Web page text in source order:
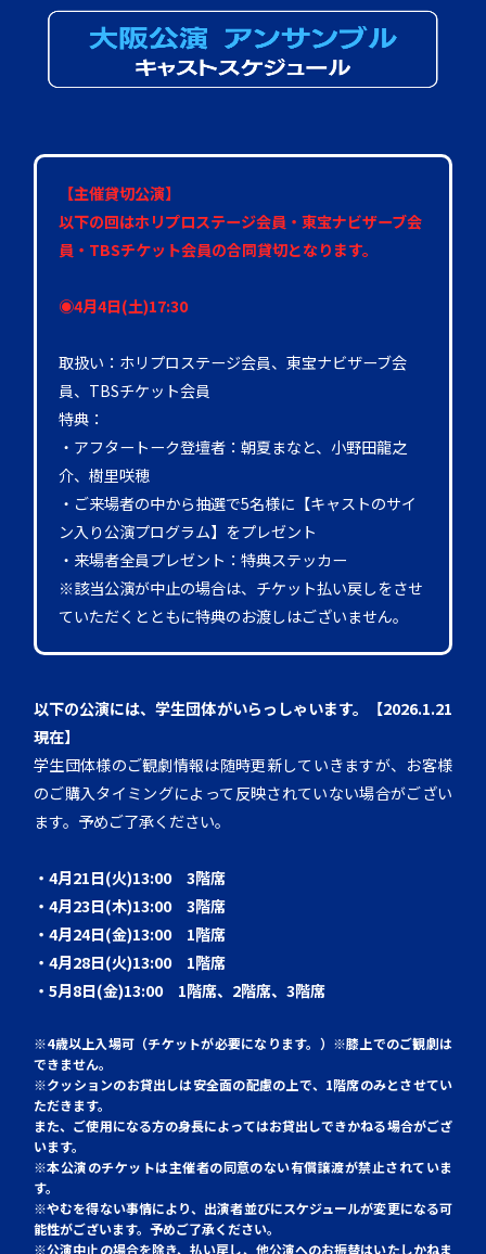
【主催貸切公演】
以下の回はホリプロステージ会員・東宝ナビザーブ会
員・TBSチケット会員の合同貸切となります。
◉4月4日(土)17:30
取扱い：ホリプロステージ会員、東宝ナビザーブ会
員、TBSチケット会員
特典：
・アフタートーク登壇者：朝夏まなと、小野田龍之
介、樹里咲穂
・ご来場者の中から抽選で5名様に【キャストのサイ
ン入り公演プログラム】をプレゼント
・来場者全員プレゼント：特典ステッカー
※該当公演が中止の場合は、チケット払い戻しをさせ
ていただくとともに特典のお渡しはございません。
以下の公演には、学生団体がいらっしゃいます。【2026.1.21
現在】
学生団体様のご観劇情報は随時更新していきますが、お客様
のご購入タイミングによって反映されていない場合がござい
ます。予めご了承ください。
・4月21日(火)13:00 3階席
・4月23日(木)13:00 3階席
・4月24日(金)13:00 1階席
・4月28日(火)13:00 1階席
・5月8日(金)13:00 1階席、2階席、3階席
※4歳以上入場可（チケットが必要になります。） ※膝上でのご観劇は
できません。
※クッションのお貸出しは安全面の配慮の上で、1階席のみとさせてい
ただきます。
また、ご使用になる方の身長によってはお貸出しできかねる場合がござ
います。
※本公演のチケットは主催者の同意のない有償譲渡が禁止されていま
す。
※やむを得ない事情により、出演者並びにスケジュールが変更になる可
能性がございます。予めご了承ください。
※公演中止の場合を除き、払い戻し、他公演へのお振替はいたしかねま